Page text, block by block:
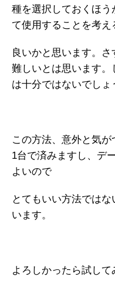
種を選択しておくほ
て使用することを考え
良いかと思います。
難しいとは思います
は十分ではないでしょ
この方法、意外と気
1台で済みますし、デ
よいので
とてもいい方法では
います。
よろしかったら試し